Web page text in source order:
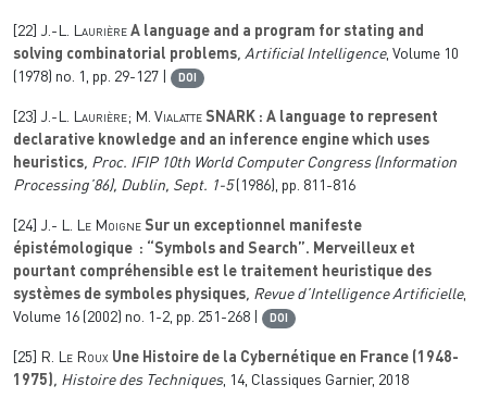
[22] J.-L. Laurière A language and a program for stating and
solving combinatorial problems, Artificial Intelligence, Volume 10
(1978) no. 1, pp. 29-127 |
DOI
[23] J.-L. Laurière; M. Vialatte SNARK : A language to represent
declarative knowledge and an inference engine which uses
heuristics, Proc. IFIP 10th World Computer Congress (Information
Processing’86), Dublin, Sept. 1-5(1986), pp. 811-816
[24] J.- L. Le Moigne Sur un exceptionnel manifeste
épistémologique : “Symbols and Search”. Merveilleux et
pourtant compréhensible est le traitement heuristique des
systèmes de symboles physiques, Revue d’Intelligence Artificielle,
Volume 16 (2002) no. 1-2, pp. 251-268 | DOI
[25] R. Le Roux Une Histoire de la Cybernétique en France (1948-
1975), Histoire des Techniques, 14, Classiques Garnier, 2018